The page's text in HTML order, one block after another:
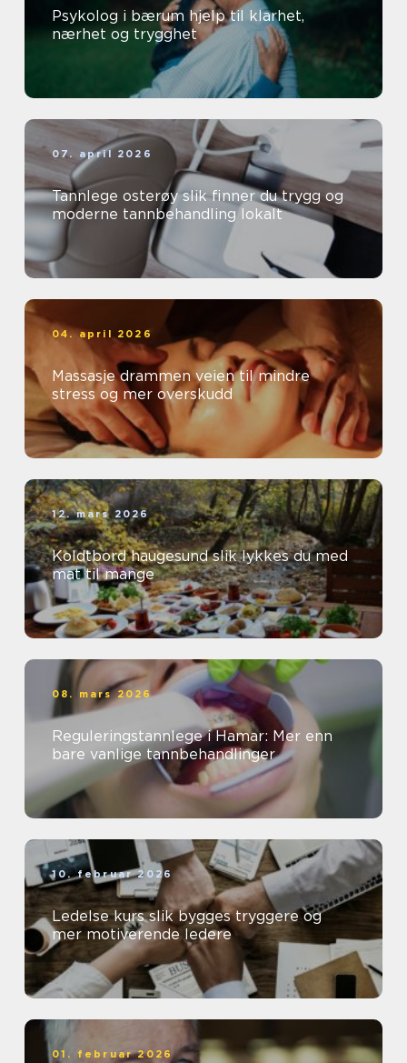
Psykolog i bærum hjelp til klarhet,
nærhet og trygghet
07. april 2026
Tannlege osterøy slik finner du trygg og
moderne tannbehandling lokalt
04. april 2026
Massasje drammen veien til mindre
stress og mer overskudd
12. mars 2026
Koldtbord haugesund slik lykkes du med
mat til mange
08. mars 2026
Reguleringstannlege i Hamar: Mer enn
bare vanlige tannbehandlinger
10. februar 2026
Ledelse kurs slik bygges tryggere og
mer motiverende ledere
01. februar 2026